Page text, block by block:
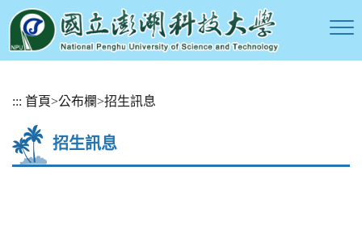
::: 首頁>公布欄>招生訊息
招生訊息